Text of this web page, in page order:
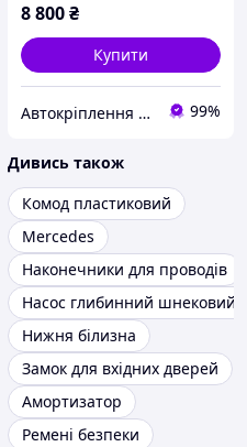
8 800₴
Купити
Автокріплення Харків 99%
Дивись також
Комод пластиковий
Mercedes
Наконечники для проводів
Насос глибинний шнековий
Нижня білизна
Замок для вхідних дверей
Амортизатор
Ремені безпеки